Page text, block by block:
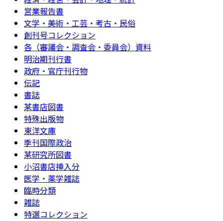
営業報告書
文学・美術・工芸・考古・民俗
創刊号コレクション
各（審議会・調査会・委員会）資料
明治期刊行書
政府・官庁刊行物
伝記
書誌
某書店図書
特殊出版物
東洋文庫
季刊国際政治
某研究所図書
小沼書店挿入分
医学・薬学雑誌
臨時分類
雑誌
特選コレクション